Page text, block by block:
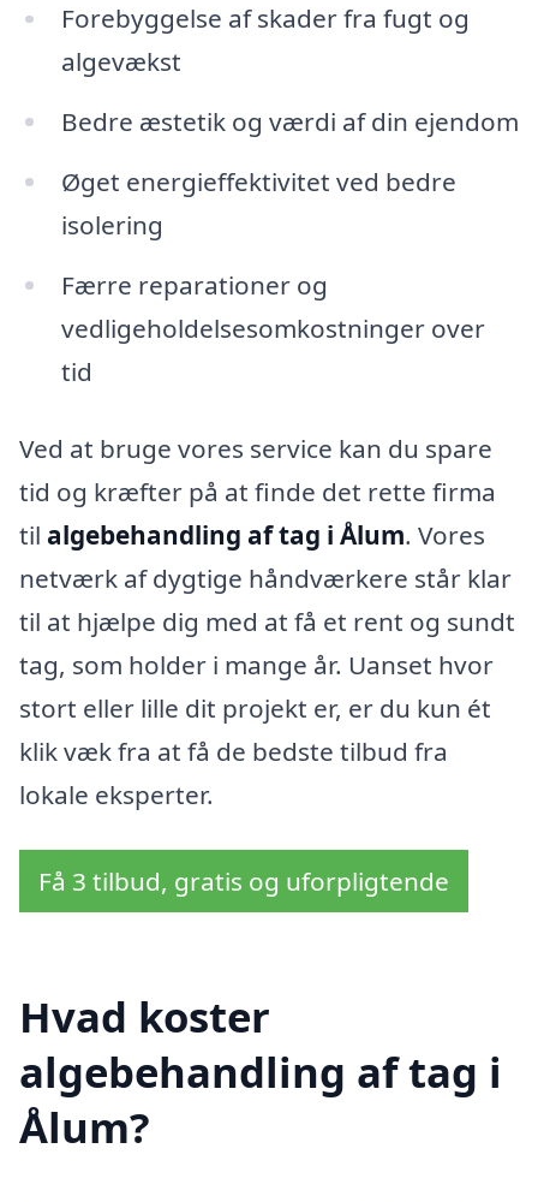
Forebyggelse af skader fra fugt og
algevækst
Bedre æstetik og værdi af din ejendom
Øget energieffektivitet ved bedre
isolering
Færre reparationer og
vedligeholdelsesomkostninger over
tid
Ved at bruge vores service kan du spare
tid og kræfter på at finde det rette firma
til algebehandling af tag i Ålum. Vores
netværk af dygtige håndværkere står klar
til at hjælpe dig med at få et rent og sundt
tag, som holder i mange år. Uanset hvor
stort eller lille dit projekt er, er du kun ét
klik væk fra at få de bedste tilbud fra
lokale eksperter.
Få 3 tilbud, gratis og uforpligtende
Hvad koster
algebehandling af tag i
Ålum?